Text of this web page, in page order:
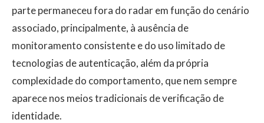
parte permaneceu fora do radar em função do cenário
associado, principalmente, à ausência de
monitoramento consistente e do uso limitado de
tecnologias de autenticação, além da própria
complexidade do comportamento, que nem sempre
aparece nos meios tradicionais de verificação de
identidade.